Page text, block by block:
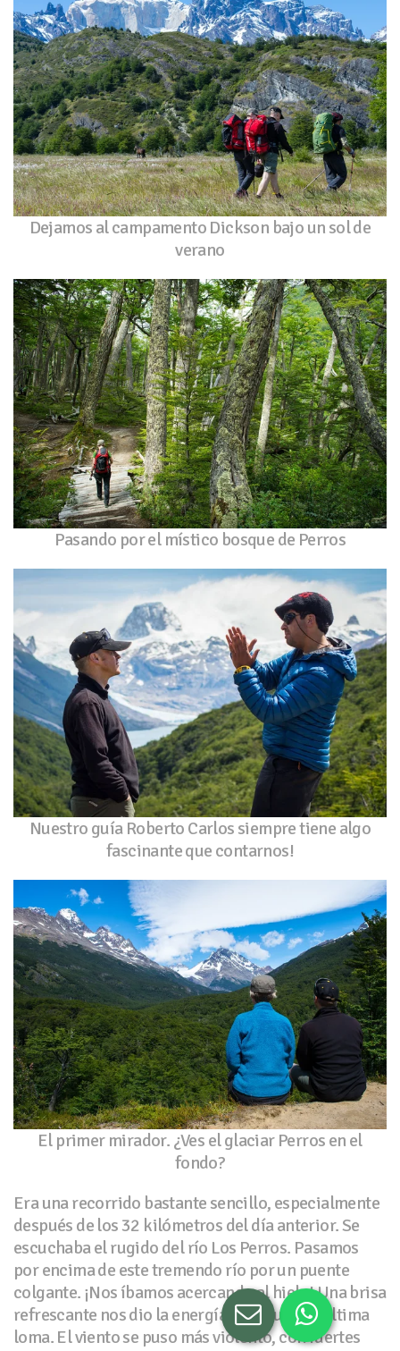
Dejamos al campamento Dickson bajo un sol de
verano
Pasando por el místico bosque de Perros
Nuestro guía Roberto Carlos siempre tiene algo
fascinante que contarnos!
El primer mirador. ¿Ves el glaciar Perros en el
fondo?
Era una recorrido bastante sencillo, especialmente
después de los 32 kilómetros del día anterior. Se
escuchaba el rugido del río Los Perros. Pasamos
por encima de este tremendo río por un puente
colgante. ¡Nos íbamos acercando al hielo! Una brisa
refrescante nos dio la energía para subir la última
loma. El viento se puso más violento, con fuertes